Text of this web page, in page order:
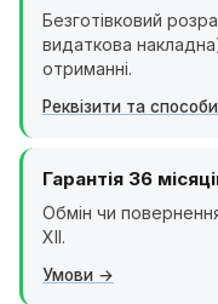
Безготівковий
видаткова
отриманні.
Реквізити та способи
Гарантія 36
Обмін чи
XII.
Умови